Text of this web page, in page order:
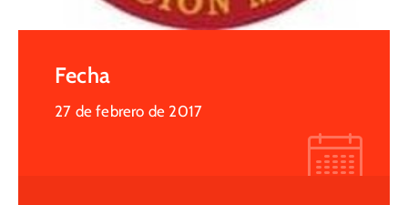
Fecha
27 de febrero de 2017